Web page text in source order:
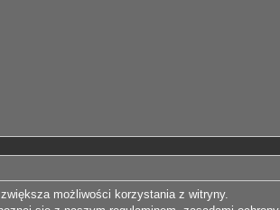
możliwości korzystania z witryny.